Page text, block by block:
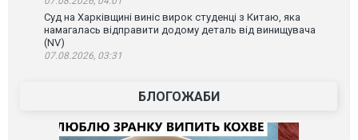
Суд на Харківщині виніс вирок студенці з Китаю, яка
намагалась відправити додому деталь від винищувача
(NV)
07.08.2026, 03:31
БЛОГОЖАБИ